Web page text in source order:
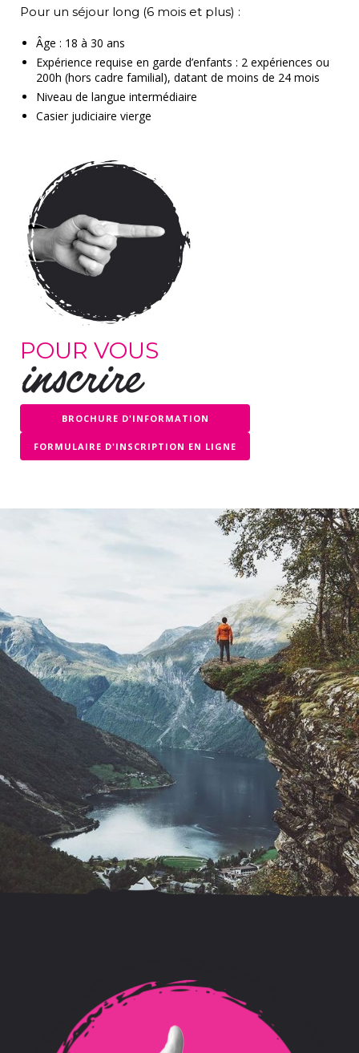
Pour un séjour long (6 mois et plus) :
Âge : 18 à 30 ans
Expérience requise en garde d’enfants : 2 expériences ou
200h (hors cadre familial), datant de moins de 24 mois
Niveau de langue intermédiaire
Casier judiciaire vierge
POUR VOUS
inscrire
BROCHURE D'INFORMATION
FORMULAIRE D'INSCRIPTION EN LIGNE